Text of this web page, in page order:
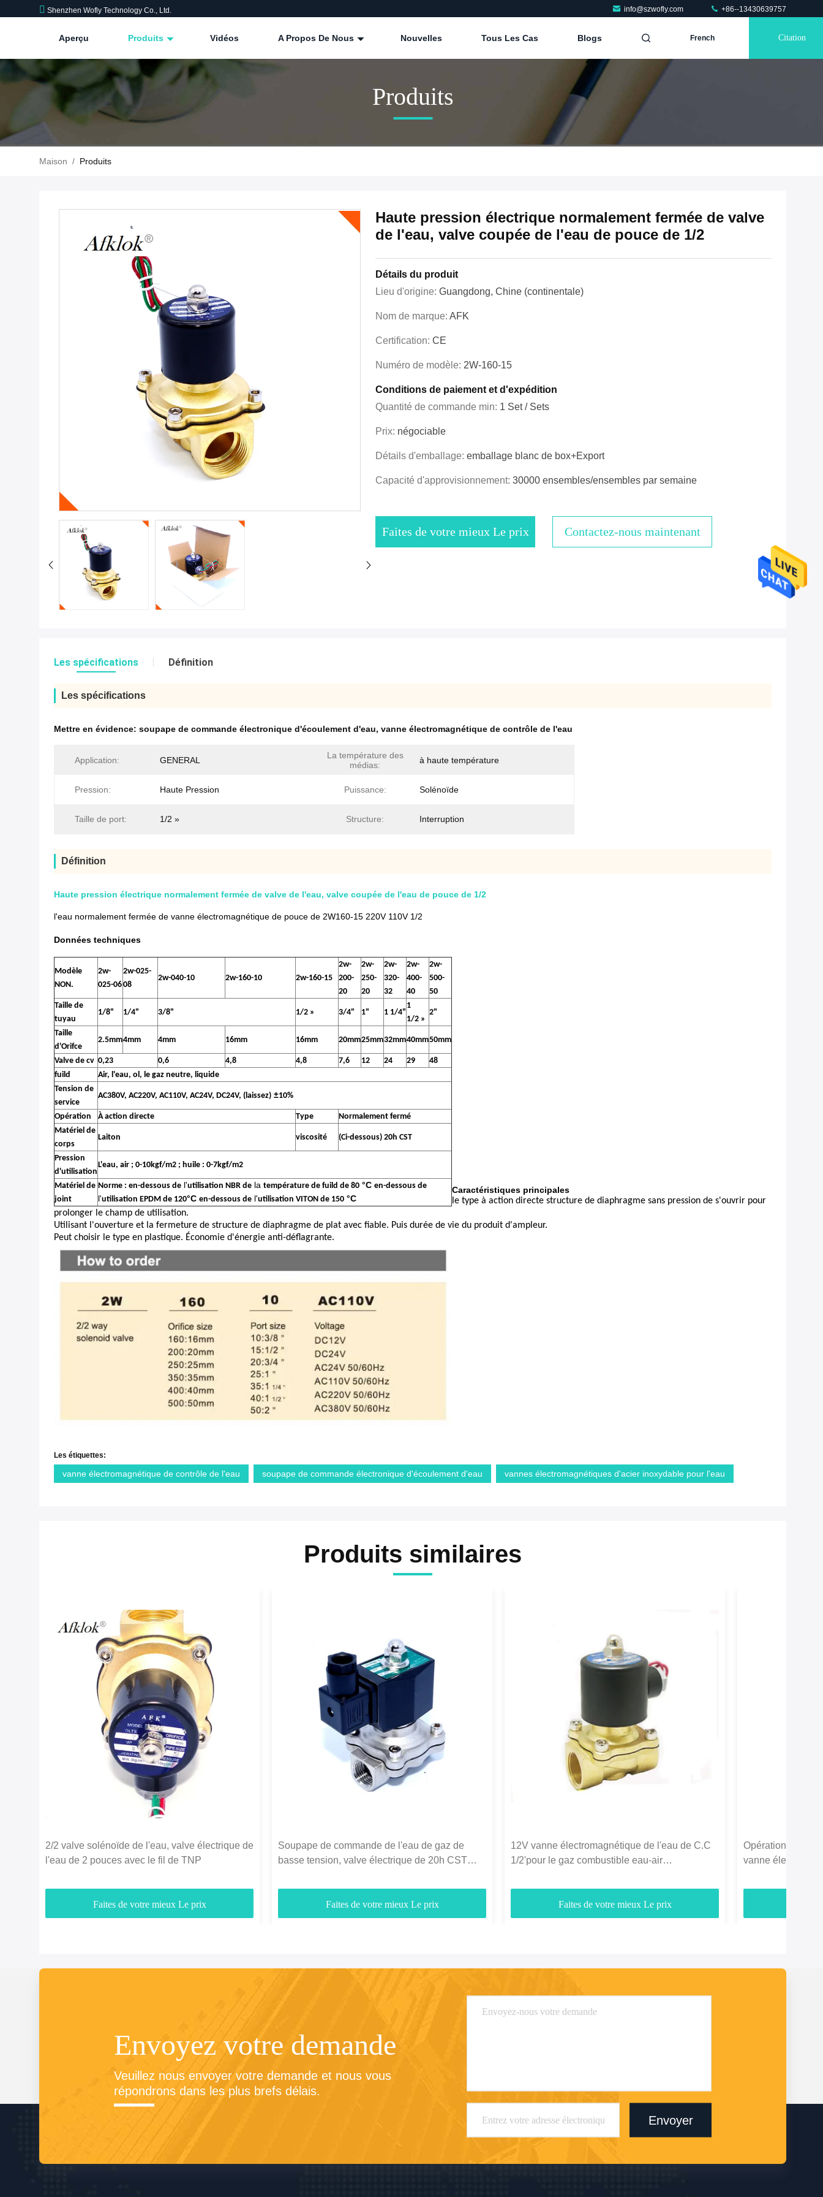
Shenzhen Wofly Technology Co., Ltd. info@szwofly.com +86--13430639757
Aperçu Produits Vidéos A Propos De Nous Nouvelles Tous Les Cas Blogs French Citation
Produits
Maison / Produits
Haute pression électrique normalement fermée de valve
de l'eau, valve coupée de l'eau de pouce de 1/2
Détails du produit
Lieu d'origine: Guangdong, Chine (continentale)
Nom de marque: AFK
Certification: CE
Numéro de modèle: 2W-160-15
Conditions de paiement et d'expédition
Quantité de commande min: 1 Set / Sets
Prix: négociable
Détails d'emballage: emballage blanc de box+Export
Capacité d'approvisionnement: 30000 ensembles/ensembles par semaine
Faites de votre mieux Le prix Contactez-nous maintenant
Les spécifications Définition
Les spécifications
Mettre en évidence: soupape de commande électronique d'écoulement d'eau, vanne électromagnétique de contrôle de l'eau
Application: GENERAL
La température des
médias:
à haute température
Pression: Haute Pression Puissance: Solénoïde
Taille de port: 1/2 » Structure: Interruption
Définition
Haute pression électrique normalement fermée de valve de l'eau, valve coupée de l'eau de pouce de 1/2
l'eau normalement fermée de vanne électromagnétique de pouce de 2W160-15 220V 110V 1/2
Données techniques
Modèle
NON.
2w-
025-06
2w-025-
08
2w-040-10 2w-160-10 2w-160-15
2w-
200-
20
2w-
250-
20
2w-
320-
32
2w-
400-
40
2w-
500-
50
Taille de
tuyau
1/8" 1/4" 3/8" 1/2 » 3/4" 1" 1 1/4"
1
1/2 »
2"
Taille
d'Orifce
2.5mm4mm 4mm 16mm 16mm 20mm25mm32mm40mm50mm
Valve de cv 0,23 0,6 4,8 4,8 7,6 12 24 29
48
fuild
Air, l'eau, ol, le gaz neutre, liquide
Tension de
service
AC380V, AC220V, AC110V, AC24V, DC24V, (laissez) ±10%
Opération À action directe Type
Normalement fermé
Matériel de
corps
Laiton viscosité (Ci-dessous) 20h CST
Pression
d'utilisation
L'eau, air ; 0-10kgf/m2 ; huile : 0-7kgf/m2
Matériel de
joint
Norme : en-dessous de l'utilisation NBR de la température de fuild de 80 °C en-dessous de
l'utilisation EPDM de 120°C en-dessous de l'utilisation VITON de 150 °C
Caractéristiques principales
le type à action directe structure de diaphragme sans pression de s'ouvrir pour
prolonger le champ de utilisation.
Utilisant l'ouverture et la fermeture de structure de diaphragme de plat avec fiable. Puis durée de vie du produit d'ampleur.
Peut choisir le type en plastique. Économie d'énergie anti-déflagrante.
Les étiquettes:
vanne électromagnétique de contrôle de l'eau soupape de commande électronique d'écoulement d'eau vannes électromagnétiques d'acier inoxydable pour l'eau
Produits similaires
2/2 valve solénoïde de l'eau, valve électrique de
l'eau de 2 pouces avec le fil de TNP
Faites de votre mieux Le prix
Soupape de commande de l'eau de gaz de
basse tension, valve électrique de 20h CST
Faites de votre mieux Le prix
12V vanne électromagnétique de l'eau de C.C
1/2'pour le gaz combustible eau-air
Faites de votre mieux Le prix
Opération pilote
vanne
Envoyez votre demande
Veuillez nous envoyer votre demande et nous vous
répondrons dans les plus brefs délais.
Envoyer